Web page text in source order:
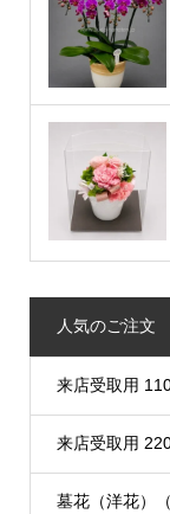
人気のご注文
来店受取用
来店受取用
墓花（洋花）